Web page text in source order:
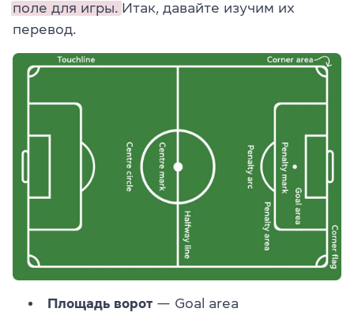
поле для игры. Итак, давайте изучим их
перевод.
Площадь ворот — Goal area